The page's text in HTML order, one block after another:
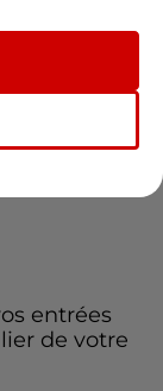
le
entrées
de votre